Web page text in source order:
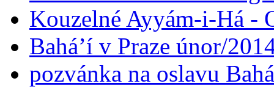
Kouzelné Ayyám-i-Há -
Bahá’í v Praze únor/
pozvánka na oslavu